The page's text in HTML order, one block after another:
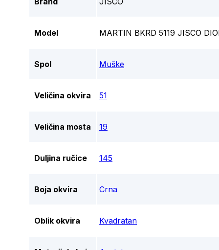
Model MARTIN BKRD 5119 JISCO
Spol Muške
Veličina okvira 51
Veličina mosta 19
Duljina ručice 145
Boja okvira Crna
Oblik okvira Kvadratan